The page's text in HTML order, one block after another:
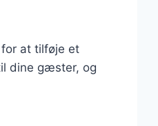
at tilføje et
dine gæster, og